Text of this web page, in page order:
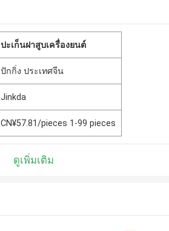
ปะเก็นฝาสูบเครื่องยนต์
ปักกิ่ง ประเทศจีน
Jinkda
CN¥57.81/pieces 1-99 pieces
ดูเพิ่มเติม